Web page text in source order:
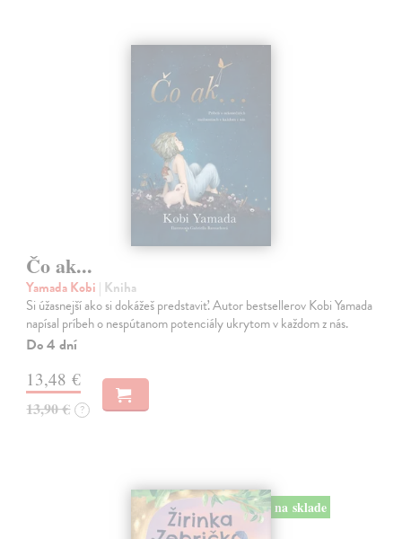
Čo ak...
Yamada Kobi | Kniha
Si úžasnejší ako si dokážeš predstaviť. Autor bestsellerov Kobi Yamada
napísal príbeh o nespútanom potenciály ukrytom v každom z nás.
Do 4 dní
13,48 €
13,90 € ?
na sklade